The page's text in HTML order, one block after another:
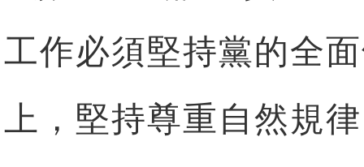
工作必須堅持黨的全
上，堅持尊重自然規